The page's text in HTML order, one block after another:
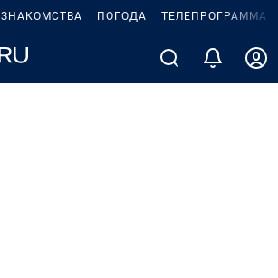
ЗНАКОМСТВА ПОГОДА ТЕЛЕПРОГРАММА